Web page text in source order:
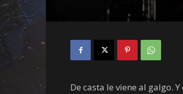
De casta le viene al galgo. Y